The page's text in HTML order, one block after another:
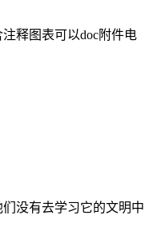
释图表可以doc附件电
没有去学习它的文明中